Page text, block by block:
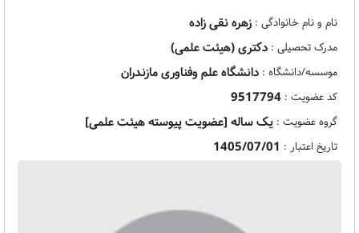
نام و نام خانوادگی : زهره نقی زاده
مدرک تحصیلی : دکتری (هیئت علمی)
موسسه/دانشگاه : دانشگاه علم وفناوری مازندران
کد عضویت : 9517794
گروه عضویت : یک ساله [عضویت پیوسته هیئت علمی]
تاریخ اعتبار : 1405/07/01